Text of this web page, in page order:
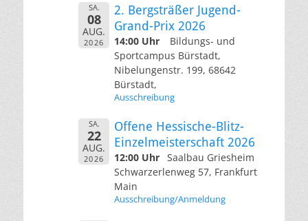
SA.
08
AUG.
2026
2. Bergsträßer Jugend-
Grand-Prix 2026
14:00 Uhr
Bildungs- und
Sportcampus Bürstadt,
Nibelungenstr. 199, 68642
Bürstadt,
Ausschreibung
SA.
22
AUG.
2026
Offene Hessische-Blitz-
Einzelmeisterschaft 2026
12:00 Uhr Saalbau Griesheim
Schwarzerlenweg 57, Frankfurt
Main
Ausschreibung/Anmeldung